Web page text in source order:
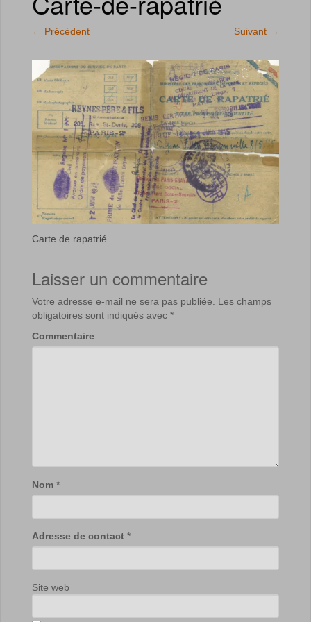
← Précédent Suivant →
Carte de rapatrié
Laisser un commentaire
Votre adresse e-mail ne sera pas publiée.
Les champs
obligatoires sont indiqués avec *
Commentaire
Nom *
Adresse de contact *
Site web